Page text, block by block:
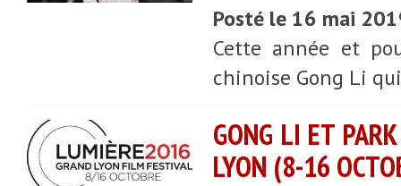
Posté le 16 mai
Cette année et
chinoise Gong Li
GONG LI ET
LYON (8-16